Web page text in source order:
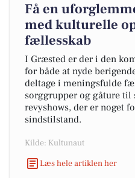
Få en
med kulturelle
fællesskab
I Græsted er der i den
for både at nyde
deltage i meningsfulde
sorggrupper og gåture til
revyshows, der er noget
sindstilstand.
Kilde: Kultunaut
Læs hele artiklen her